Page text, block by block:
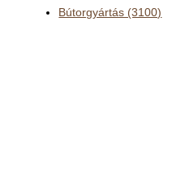
Bútorgyártás (3100)